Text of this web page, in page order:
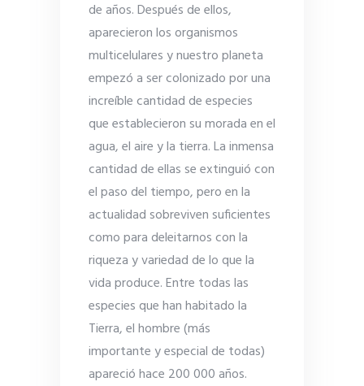
de años. Después de ellos,
aparecieron los organismos
multicelulares y nuestro planeta
empezó a ser colonizado por una
increíble cantidad de especies
que establecieron su morada en el
agua, el aire y la tierra. La inmensa
cantidad de ellas se extinguió con
el paso del tiempo, pero en la
actualidad sobreviven suficientes
como para deleitarnos con la
riqueza y variedad de lo que la
vida produce. Entre todas las
especies que han habitado la
Tierra, el hombre (más
importante y especial de todas)
apareció hace 200 000 años.